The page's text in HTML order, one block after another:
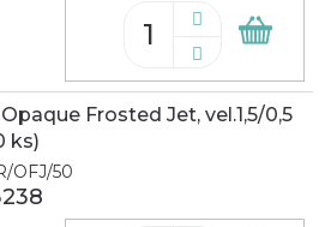
Frosted Jet, vel.1,5/0,5
ks)
OFJ/50